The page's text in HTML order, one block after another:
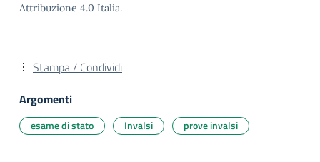
Attribuzione 4.0 Italia.
Stampa / Condividi
Argomenti
esame di stato Invalsi prove invalsi